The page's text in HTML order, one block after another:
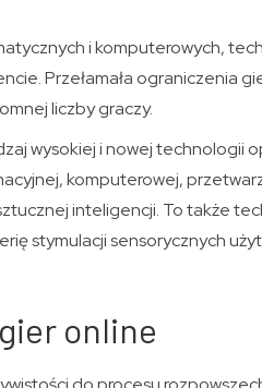
i komputerowych,
Przełamała ograniczenia
liczby graczy.
wysokiej i nowej technologii
komputerowej,
inteligencji. To także
stymulacji sensorycznych
online